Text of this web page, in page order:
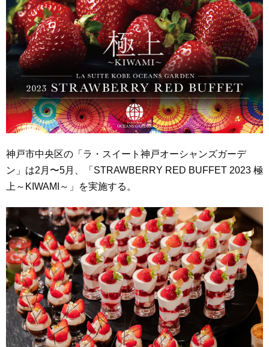
神戸市中央区の「ラ・スイート神戸オーシャンズガーデ
ン」は2月〜5月、「STRAWBERRY RED BUFFET 2023 極
上～KIWAMI～」を実施する。